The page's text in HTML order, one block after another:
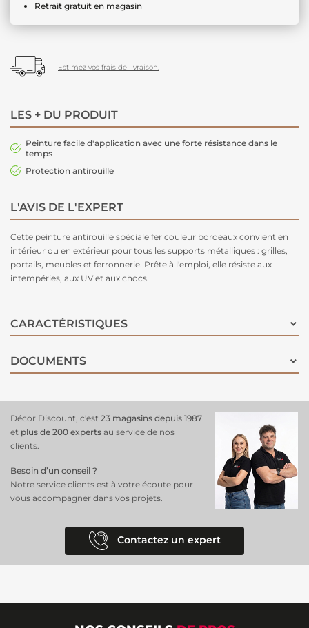
Retrait gratuit en magasin
Estimez vos frais de livraison.
LES + DU PRODUIT
Peinture facile d'application avec une forte résistance dans le
temps
Protection antirouille
L'AVIS DE L'EXPERT
Cette peinture antirouille spéciale fer couleur bordeaux convient en
intérieur ou en extérieur pour tous les supports métalliques : grilles,
portails, meubles et ferronnerie. Prête à l'emploi, elle résiste aux
intempéries, aux UV et aux chocs.
CARACTÉRISTIQUES
DOCUMENTS
Décor Discount, c'est 23 magasins depuis 1987
et plus de 200 experts au service de nos
clients.
Besoin d’un conseil ?
Notre service clients est à votre écoute pour
vous accompagner dans vos projets.
Contactez un expert